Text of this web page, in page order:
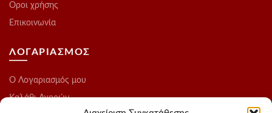
Οροι χρήσης
Επικοινωνία
ΛΟΓΑΡΙΑΣΜΟΣ
O Λογαριασμός μου
Καλάθι Αγορών